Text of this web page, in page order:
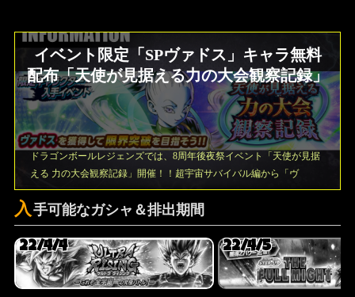
イベント限定「SPヴァドス」キャラ無料
配布「天使が見据える力の大会観察記録」
ドラゴンボールレジェンズでは、8周年後夜祭イベント「天使が見据
える 力の大会観察記録」開催！！超宇宙サバイバル編から「ヴ
入手可能なガシャ＆排出期間
22/4/4 22/4/5